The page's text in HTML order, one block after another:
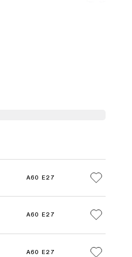
A60 E27
A60 E27
A60 E27